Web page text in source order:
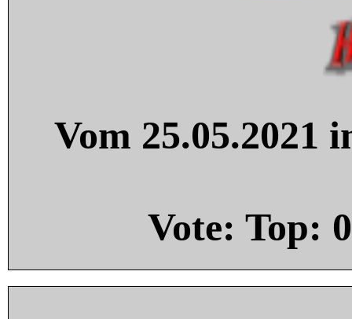
Vom 25.05.2021
Vote: Top: 0